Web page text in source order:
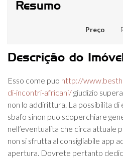
Resumo
Preço
Descrição do Imóvel
Esso come puo http://
di-incontri-africani/giudizio
non lo addirittura. La possibilita
sbafo sinon puo scoperchiare
nell’eventualita che circa attuale
non si sfrutta al consigliabile app
apertura. Dovrete pertanto